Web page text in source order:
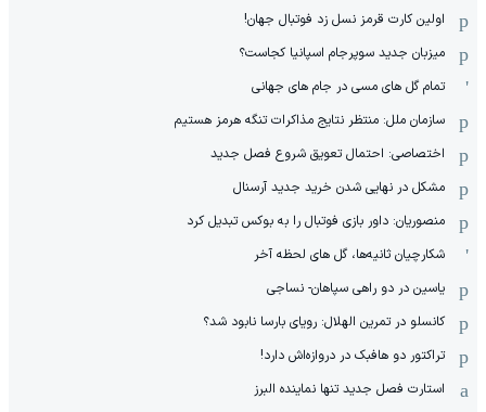
اولین کارت قرمز نسل زد فوتبال جهان!
میزبان جدید سوپرجام اسپانیا کجاست؟
تمام گل های مسی در جام های جهانی
سازمان ملل: منتظر نتایج مذاکرات تنگه هرمز هستیم
اختصاصی: احتمال تعویق شروع فصل جدید
مشکل در نهایی شدن خرید جدید آرسنال
منصوریان: داور بازی فوتبال را به بوکس تبدیل کرد
شکارچیان ثانیه‌ها، گل های لحظه آخر
یاسین در دو راهی سپاهان- نساجی
کانسلو در تمرین الهلال: رویای بارسا نابود شد؟
تراکتور دو هافبک در دروازه‌اش دارد!
استارت فصل جدید تنها نماینده البرز